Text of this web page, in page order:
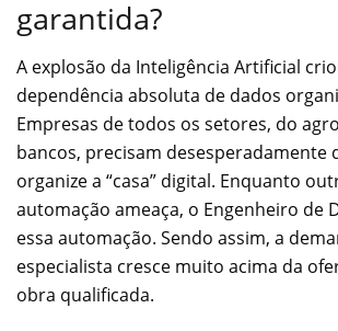
garantida?
A explosão da Inteligência Artificial
dependência absoluta de dados
Empresas de todos os setores, do
bancos, precisam desesperadamente
organize a “casa” digital. Enquanto
automação ameaça, o Engenheiro de
essa automação. Sendo assim, a
especialista cresce muito acima da
obra qualificada.